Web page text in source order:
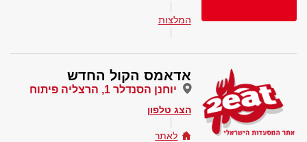
המלצות
אדאמס הקול החדש
יוחנן הסנדלר 1, הרצליה פיתוח
הצג טלפון
לאתר